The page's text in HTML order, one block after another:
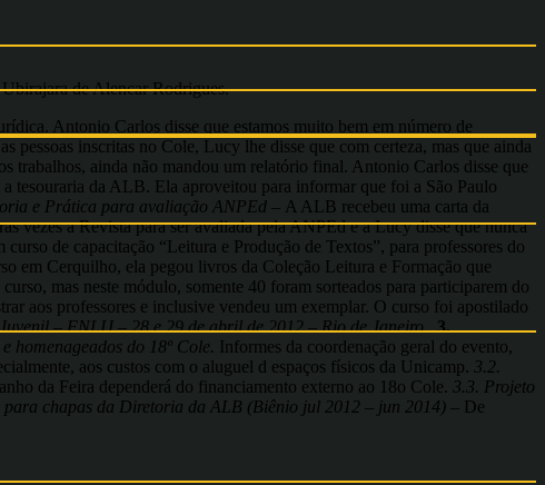
de Alencar Rodrigues.
Antonio Carlos disse que estamos muito bem em número de
pessoas inscritas no Cole, Lucy lhe disse que com certeza, mas que ainda
trabalhos, ainda não mandou um relatório final. Antonio Carlos disse que
tesouraria da ALB. Ela aproveitou para informar que foi a São Paulo
e Prática para avaliação ANPEd – A ALB recebeu uma carta da
vezes a Revista para ser avaliada pela ANPEd e a Lucy disse que nunca
de capacitação “Leitura e Produção de Textos”, para professores do
em Cerquilho, ela pegou livros da Coleção Leitura e Formação que
mas neste módulo, somente 40 foram sorteados para participarem do
aos professores e inclusive vendeu um exemplar. O curso foi apostilado
– FNLIJ – 28 e 29 de abril de 2012 – Rio de Janeiro. 3.
homenageados do 18º Cole. Informes da coordenação geral do evento,
aos custos com o aluguel d espaços físicos da Unicamp. 3.2.
da Feira dependerá do financiamento externo ao 18o Cole. 3.3. Projeto
para chapas da Diretoria da ALB (Biênio jul 2012 – jun 2014) – De